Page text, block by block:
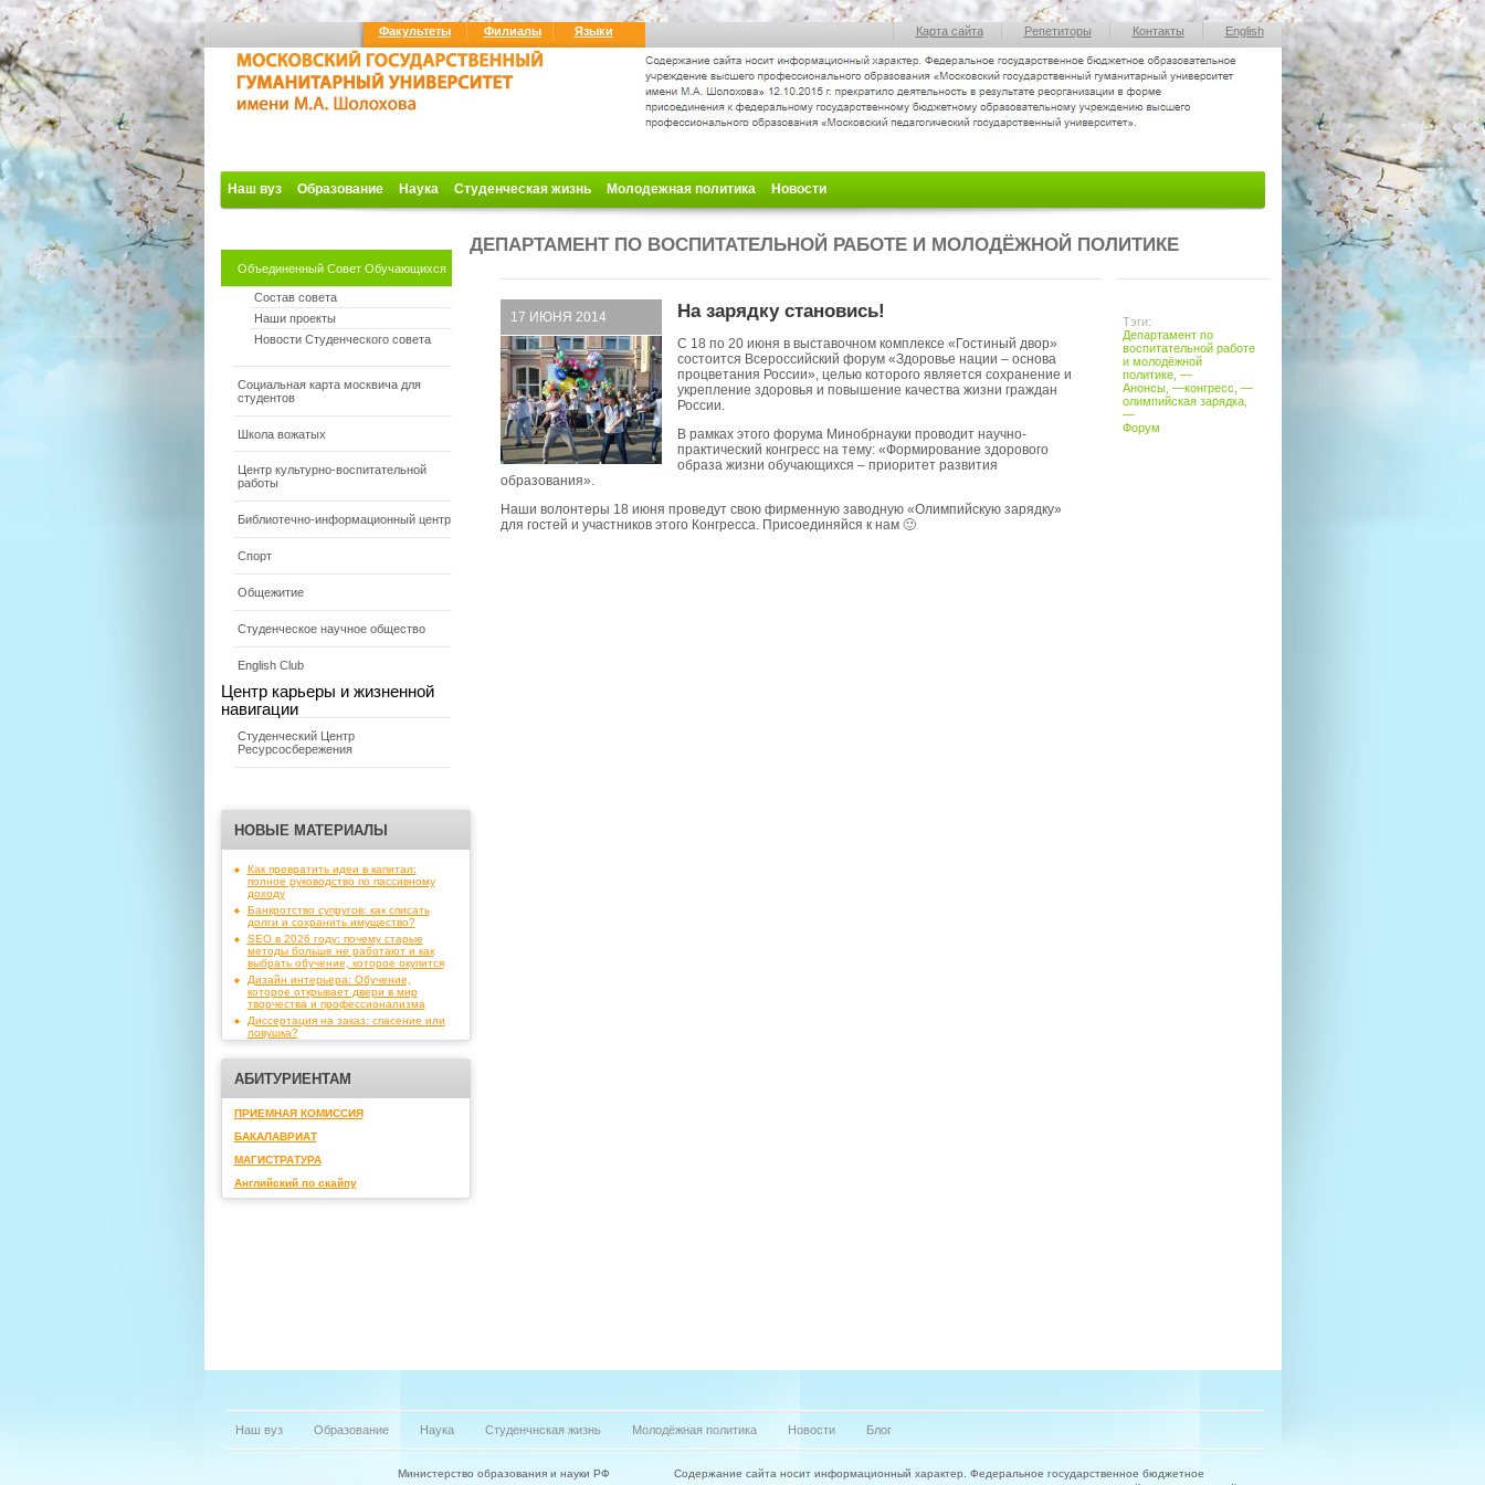
Факультеты Филиалы Языки Карта сайта Репетиторы Контакты English
Наш вуз Образование Наука Студенческая жизнь Молодежная политика Новости
Объединенный Совет Обучающихся
Состав совета
Наши проекты
Новости Студенческого совета
Социальная карта москвича для
студентов
Школа вожатых
Центр культурно-воспитательной
работы
Библиотечно-информационный центр
Спорт
Общежитие
Студенческое научное общество
English Club
Центр карьеры и жизненной
навигации
Студенческий Центр
Ресурсосбережения
НОВЫЕ МАТЕРИАЛЫ
Как превратить идеи в капитал:
полное руководство по пассивному
доходу
Банкротство супругов: как списать
долги и сохранить имущество?
SEO в 2026 году: почему старые
методы больше не работают и как
выбрать обучение, которое окупится
Дизайн интерьера: Обучение,
которое открывает двери в мир
творчества и профессионализма
Диссертация на заказ: спасение или
ловушка?
АБИТУРИЕНТАМ
ПРИЕМНАЯ КОМИССИЯ
БАКАЛАВРИАТ
МАГИСТРАТУРА
Английский по скайпу
ДЕПАРТАМЕНТ ПО ВОСПИТАТЕЛЬНОЙ РАБОТЕ И МОЛОДЁЖНОЙ ПОЛИТИКЕ
Тэги:
Департамент по
воспитательной работе
и молодёжной
политике, —
Анонсы, —конгресс , —
олимпийскаязарядка,
—
Форум
17 ИЮНЯ 2014 На зарядку становись!
С 18 по 20 июня в выставочном комплексе «Гостиный двор»
состоится Всероссийский форум «Здоровье нации – основа
процветания России», целью которого является сохранение и
укрепление здоровья и повышение качества жизни граждан
России.
В рамках этого форума Минобрнауки проводит научно-
практический конгресс на тему: «Формирование здорового
образа жизни обучающихся – приоритет развития
образования».
Наши волонтеры 18 июня проведут свою фирменную заводную «Олимпийскую зарядку»
для гостей и участников этого Конгресса. Присоединяйся к нам 🙂
Наш вуз Образование Наука Студенчнская жизнь Молодёжная политика Новости Блог
Министерство образования и науки РФ
Содержание сайта носит информационный характер. Федеральное государственное бюджетное